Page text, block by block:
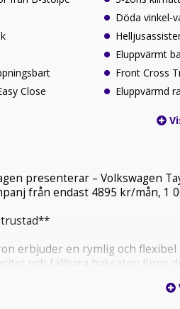
Close
Döda vinkel-
Eluppvärmt
Front Cross
Eluppvärmd
presenterar – Volkswagen
från endast 4895 kr/mån, 1
erbjuder en rymlig och
och fällbara baksäten finns